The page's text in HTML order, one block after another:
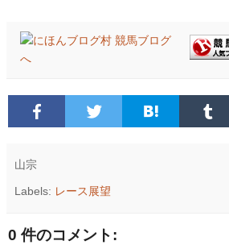
山宗
Labels: レース展望
0 件のコメント: